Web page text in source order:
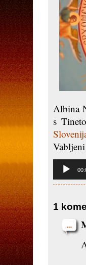
Albina
s
Predvajalnik
zvoka
1